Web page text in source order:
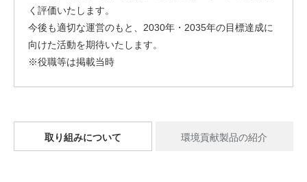
く評価いたします。
今後も適切な運営のもと、2030年・2035年の目標達成に
向けた活動を期待いたします。
※役職等は掲載当時
取り組みについて 環境貢献製品の紹介